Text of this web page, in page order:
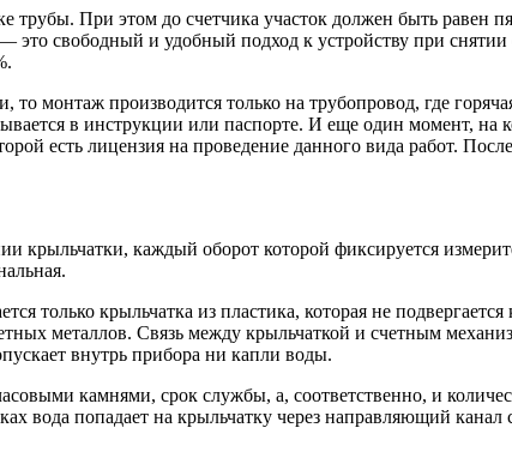
При этом до счетчика участок должен быть равен
это свободный и удобный подход к устройству при
то монтаж производится только на трубопровод, где
в инструкции или паспорте. И еще один момент,
есть лицензия на проведение данного вида работ.
крыльчатки, каждый оборот которой фиксируется
только крыльчатка из пластика, которая не
металлов. Связь между крыльчаткой и счетным
внутрь прибора ни капли воды.
камнями, срок службы, а, соответственно, и
вода попадает на крыльчатку через направляющий